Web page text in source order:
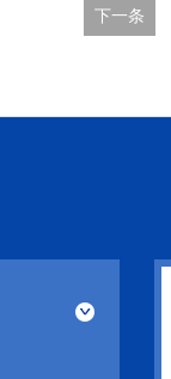
下一条